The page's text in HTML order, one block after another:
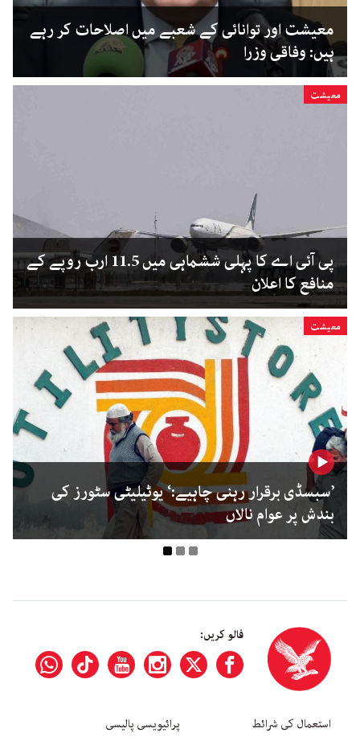
معیشت اور توانائی کے شعبے میں اصلاحات کر رہے
ہیں: وفاقی وزرا
معیشت
پی آئی اے کا پہلی ششماہی میں 11.5 ارب روپے کے
منافع کا اعلان
معیشت
’سبسڈی برقرار رہنی چاہیے:‘ یوٹیلیٹی سٹورز کی
بندش پر عوام نالاں
فالو کریں:
استعمال کی شرائط پرائیویسی پالیسی